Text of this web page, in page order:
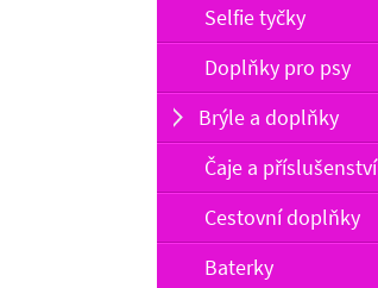
Selfie tyčky
Doplňky pro psy
Brýle a doplňky
Čaje a příslušenství
Cestovní doplňky
Baterky